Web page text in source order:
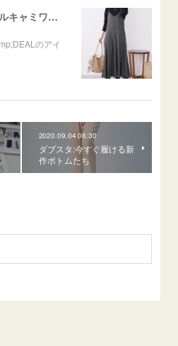
MICA&DEAL：フィブリルキャミワンピース
のアイ
2020.09.04 06:30
ダブスタ:今すぐ履ける新
作ボトムたち